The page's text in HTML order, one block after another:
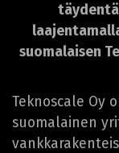
suomalaisen
Teknoscale Oy
suomalainen